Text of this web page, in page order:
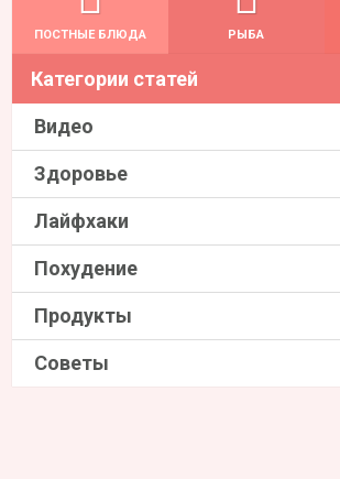
ПОСТНЫЕ БЛЮДА РЫБА
Категории статей
Видео
Здоровье
Лайфхаки
Похудение
Продукты
Советы